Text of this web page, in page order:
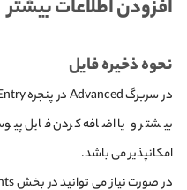
افزودن اطلاعات بیشتر
نحوه ذخیره فایل
بیشتر و یا اضافه کردن فایل
امکانپذیر می باشد.